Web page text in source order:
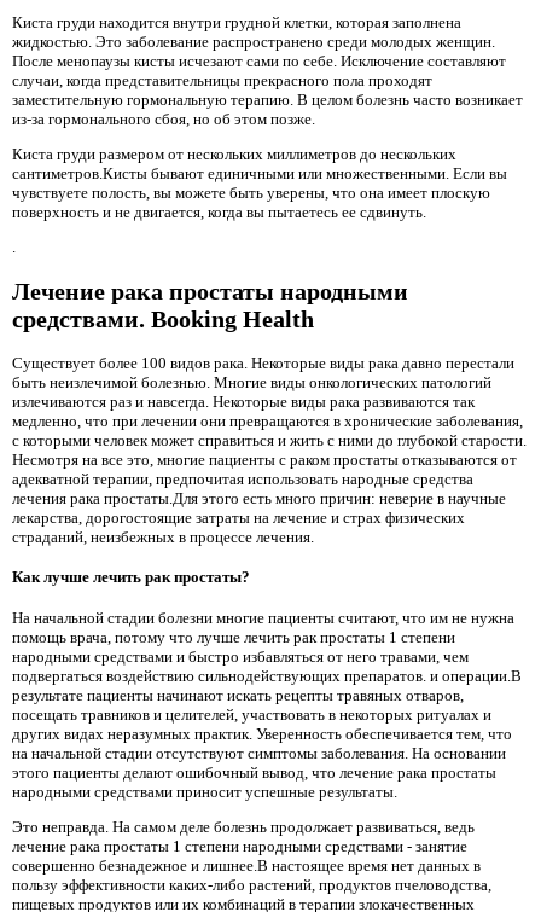
Киста груди находится внутри грудной клетки, которая заполнена
жидкостью. Это заболевание распространено среди молодых женщин.
После менопаузы кисты исчезают сами по себе. Исключение составляют
случаи, когда представительницы прекрасного пола проходят
заместительную гормональную терапию. В целом болезнь часто возникает
из-за гормонального сбоя, но об этом позже.
Киста груди размером от нескольких миллиметров до нескольких
сантиметров.Кисты бывают единичными или множественными. Если вы
чувствуете полость, вы можете быть уверены, что она имеет плоскую
поверхность и не двигается, когда вы пытаетесь ее сдвинуть.
.
Лечение рака простаты народными
средствами. Booking Health
Существует более 100 видов рака. Некоторые виды рака давно перестали
быть неизлечимой болезнью. Многие виды онкологических патологий
излечиваются раз и навсегда. Некоторые виды рака развиваются так
медленно, что при лечении они превращаются в хронические заболевания,
с которыми человек может справиться и жить с ними до глубокой старости.
Несмотря на все это, многие пациенты с раком простаты отказываются от
адекватной терапии, предпочитая использовать народные средства
лечения рака простаты.Для этого есть много причин: неверие в научные
лекарства, дорогостоящие затраты на лечение и страх физических
страданий, неизбежных в процессе лечения.
Как лучше лечить рак простаты?
На начальной стадии болезни многие пациенты считают, что им не нужна
помощь врача, потому что лучше лечить рак простаты 1 степени
народными средствами и быстро избавляться от него травами, чем
подвергаться воздействию сильнодействующих препаратов. и операции.В
результате пациенты начинают искать рецепты травяных отваров,
посещать травников и целителей, участвовать в некоторых ритуалах и
других видах неразумных практик. Уверенность обеспечивается тем, что
на начальной стадии отсутствуют симптомы заболевания. На основании
этого пациенты делают ошибочный вывод, что лечение рака простаты
народными средствами приносит успешные результаты.
Это неправда. На самом деле болезнь продолжает развиваться, ведь
лечение рака простаты 1 степени народными средствами - занятие
совершенно безнадежное и лишнее.В настоящее время нет данных в
пользу эффективности каких-либо растений, продуктов пчеловодства,
пищевых продуктов или их комбинаций в терапии злокачественных